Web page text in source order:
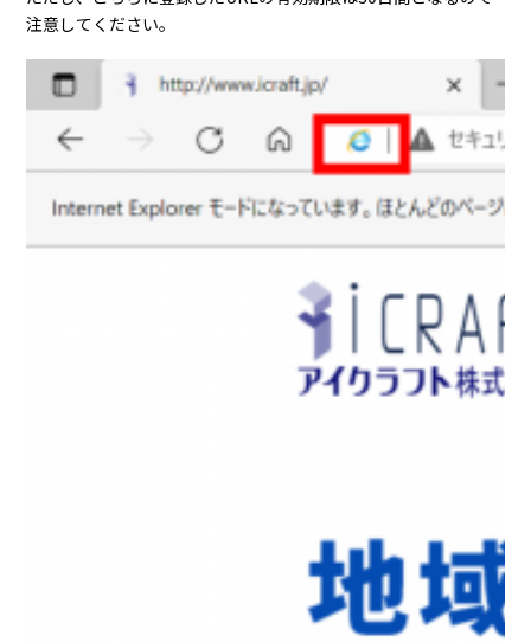
注意してください。